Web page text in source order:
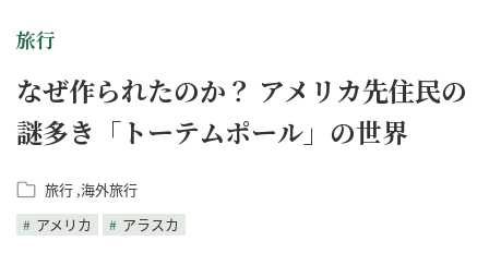
旅行
なぜ作られたのか？ アメリカ先住民の
謎多き「トーテムポール」の世界
旅行 海外旅行
アメリカ
アラスカ